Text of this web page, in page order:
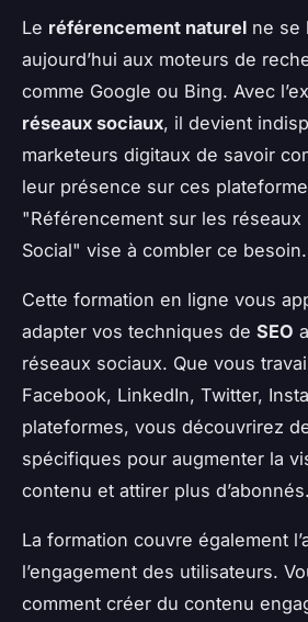
Le référencement naturel ne se
aujourd’hui aux moteurs de
comme Google ou Bing. Avec
réseaux sociaux, il devient
marketeurs digitaux de savoir
leur présence sur ces
"Référencement sur les réseaux
Social" vise à combler ce besoin.
Cette formation en ligne vous
adapter vos techniques de SEO
réseaux sociaux. Que vous
Facebook, LinkedIn, Twitter,
plateformes, vous découvrirez
spécifiques pour augmenter la
contenu et attirer plus d’abonnés.
La formation couvre également
l’engagement des utilisateurs.
comment créer du contenu